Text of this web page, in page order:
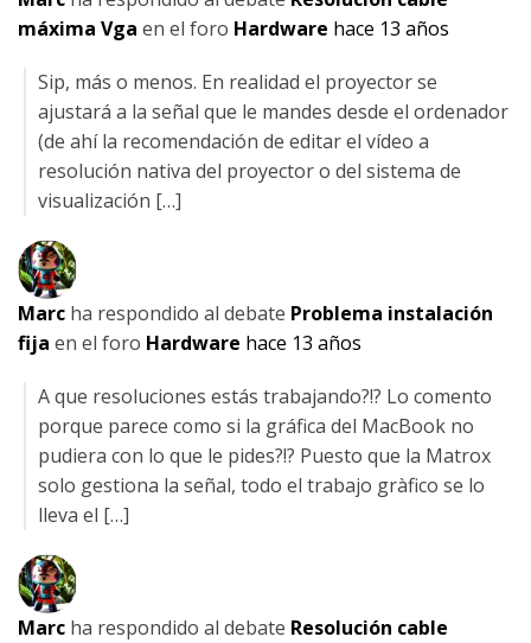
máxima Vga en el foro Hardware hace 13 años
Sip, más o menos. En realidad el proyector se
ajustará a la señal que le mandes desde el ordenador
(de ahí la recomendación de editar el vídeo a
resolución nativa del proyector o del sistema de
visualización […]
Marc ha respondido al debate Problema instalación
fija en el foro Hardware hace 13 años
A que resoluciones estás trabajando?!? Lo comento
porque parece como si la gráfica del MacBook no
pudiera con lo que le pides?!? Puesto que la Matrox
solo gestiona la señal, todo el trabajo gràfico se lo
lleva el […]
Marc ha respondido al debate Resolución cable